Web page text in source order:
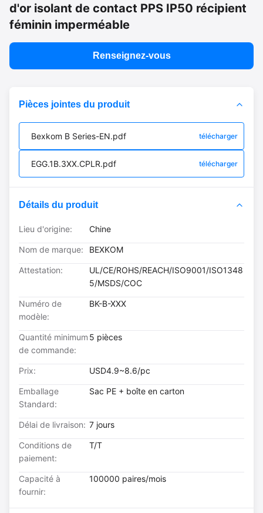
d'or isolant de contact PPS IP50 récipient
féminin imperméable
Renseignez-vous
Pièces jointes du produit
Bexkom B Series-EN.pdf télécharger
EGG.1B.3XX.CPLR.pdf télécharger
Détails du produit
Lieu d'origine: Chine
Nom de marque: BEXKOM
Attestation:
UL/CE/ROHS/REACH/ISO9001/ISO1348
5/MSDS/COC
Numéro de
modèle:
BK-B-XXX
Quantité minimum
de commande:
5 pièces
Prix: USD4.9~8.6/pc
Emballage
Standard:
Sac PE + boîte en carton
Délai de livraison: 7 jours
Conditions de
paiement:
T/T
Capacité à
fournir:
100000 paires/mois